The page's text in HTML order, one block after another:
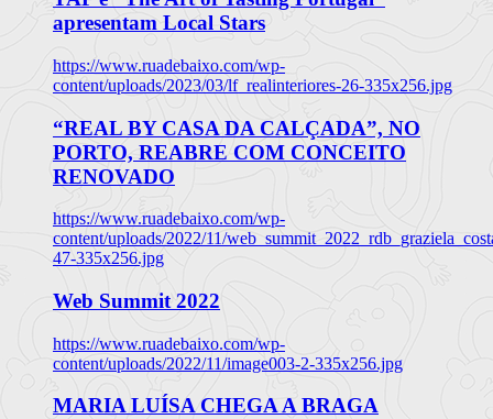
apresentam Local Stars
https://www.ruadebaixo.com/wp-
content/uploads/2023/03/lf_realinteriores-26-335x256.jpg
“REAL BY CASA DA CALÇADA”, NO
PORTO, REABRE COM CONCEITO
RENOVADO
https://www.ruadebaixo.com/wp-
content/uploads/2022/11/
47-335x256.jpg
Web Summit 2022
https://www.ruadebaixo.com/wp-
content/uploads/2022/11/image003-2-335x256.jpg
MARIA LUÍSA CHEGA A BRAGA